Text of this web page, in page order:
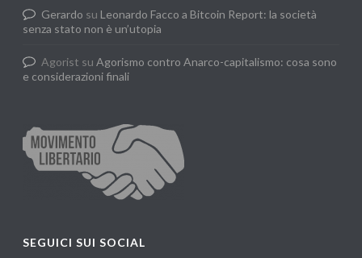
Gerardo su Leonardo Facco a Bitcoin Report: la società
senza stato non è un’utopia
Agorist suAgorismo contro Anarco-capitalismo: cosa sono
e considerazioni finali
SEGUICI SUI SOCIAL